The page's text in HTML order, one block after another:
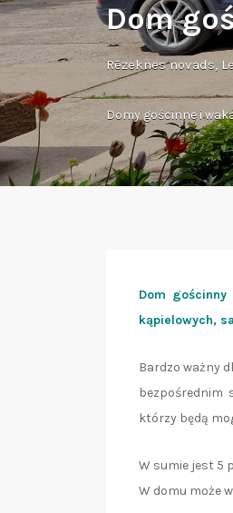
Dom
Rēzeknes novads,
Domy gościnne i
Dom gościnny
kąpielowych,
Bardzo ważny
bezpośrednim
którzy będą
W sumie jest 5
W domu może